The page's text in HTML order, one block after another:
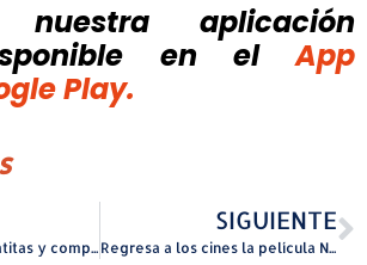
nuestra aplicación
en el
App
Play.
Gigante guiso de patitas y competencia de baile en el Carnaval Mabó 2025
SIGUIENTE
Regresa a los cines la película Nosotros, los De la Fe